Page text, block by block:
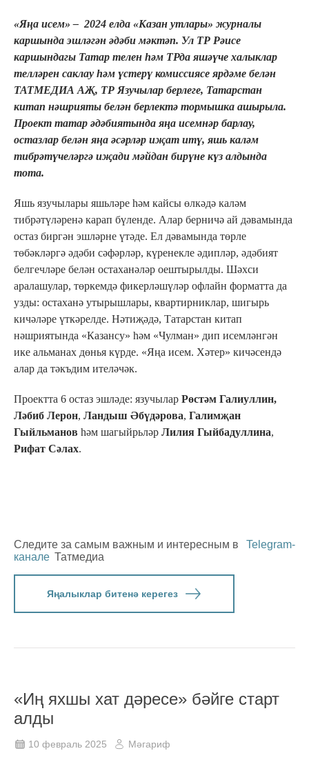
«Яңа исем» – 2024 елда «Казан утлары» журналы
каршында эшләгән әдәби мәктәп. Ул ТР Рәисе
каршындагы Татар телен һәм ТРда яшәүче халыклар
телләрен саклау һәм үстерү комиссиясе ярдәме белән
ТАТМЕДИА АҖ, ТР Язучылар берлеге, Татарстан
китап нәшрияты белән берлектә тормышка ашырыла.
Проект татар әдәбиятында яңа исемнәр барлау,
остазлар белән яңа әсәрләр иҗат итү, яшь каләм
тибрәтүчеләргә иҗади мәйдан бирүне күз алдында
тота.
Яшь язучылары яшьләре һәм кайсы өлкәдә каләм
тибрәтүләренә карап бүленде. Алар берничә ай дәвамында
остаз биргән эшләрне үтәде. Ел дәвамында төрле
төбәкләргә әдәби сәфәрләр, күренекле әдипләр, әдәбият
белгечләре белән остаханәләр оештырылды. Шәхси
аралашулар, төркемдә фикерләшүләр офлайн форматта да
узды: остаханә утырышлары, квартирниклар, шигырь
кичәләре үткәрелде. Нәтиҗәдә, Татарстан китап
нәшриятында «Казансу» һәм «Чулман» дип исемләнгән
ике альманах дөнья күрде. «Яңа исем. Хәтер» кичәсендә
алар да тәкъдим ителәчәк.
Проектта 6 остаз эшләде: язучылар Рөстәм Галиуллин,
Ләбиб Лерон, Ландыш Әбүдәрова, Галимҗан
Гыйльманов һәм шагыйрьләр Лилия Гыйбадуллина,
Рифат Сәлах.
Следите за самым важным и интересным в
Telegram-
канале Татмедиа
Яңалыклар битенә керегез
«Иң яхшы хат дәресе» бәйге старт
алды
10 февраль 2025 Мәгариф